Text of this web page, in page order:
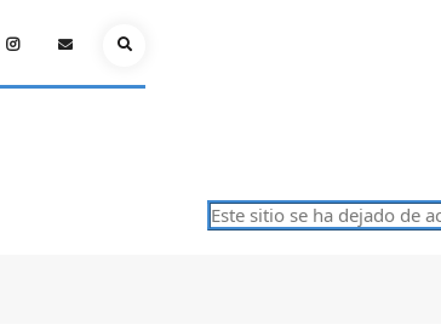
InstagramEmailSearch
Este sitio se ha dejado de